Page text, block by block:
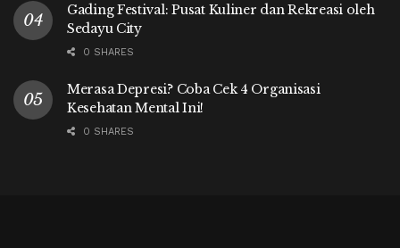
Gading Festival: Pusat Kuliner dan Rekreasi oleh
Sedayu City
0 SHARES
Merasa Depresi? Coba Cek 4 Organisasi
Kesehatan Mental Ini!
0 SHARES